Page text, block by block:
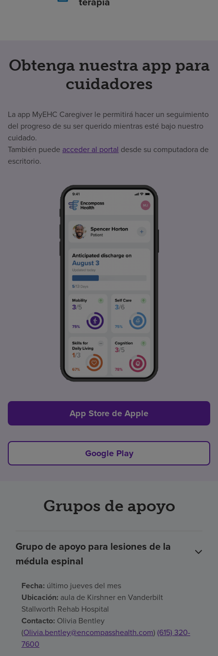
Obtenga nuestra app para
cuidadores
La app MyEHC Caregiver le permitirá hacer un seguimiento
del progreso de su ser querido mientras esté bajo nuestro
cuidado.
También puede acceder al portal desde su computadora de
escritorio.
App Store de Apple
Google Play
Grupos de apoyo
Grupo de apoyo para lesiones de la
médula espinal
Fecha: último jueves del mes
Ubicación: aula de Kirshner en Vanderbilt
Stallworth Rehab Hospital
Contacto: Olivia Bentley
(Olivia.bentley@encompasshealth.com) (615) 320-
7600